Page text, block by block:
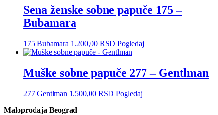
Sena ženske sobne papuče 175 –
Bubamara
175 Bubamara 1.200,00 RSD Pogledaj
Muške sobne papuče 277 – Gentlman
277 Gentlman 1.500,00 RSD Pogledaj
Maloprodaja Beograd